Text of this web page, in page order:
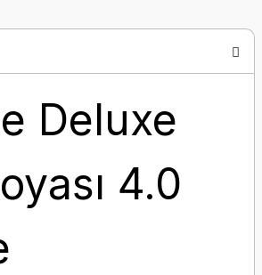
Deluxe
4.0